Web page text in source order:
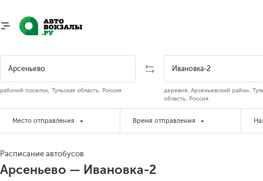
рабочий поселок, Тульская область, Россия
деревня, Арсеньевский район,
область, Россия
Место отправления Время отправления
Расписание автобусов
Арсеньево — Ивановка-2